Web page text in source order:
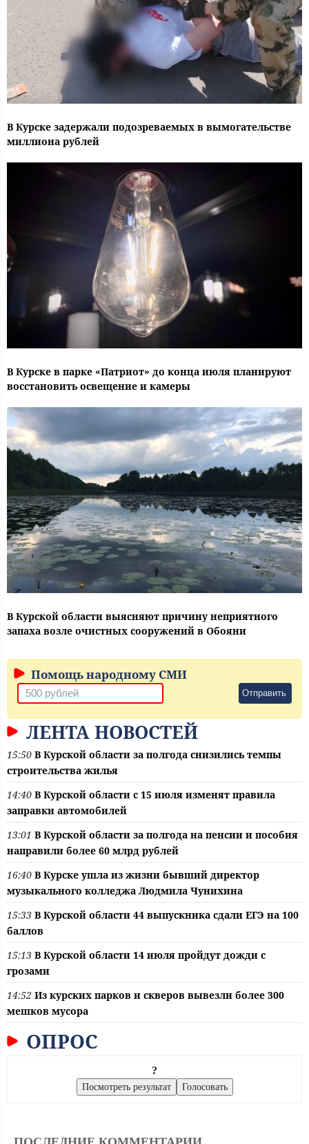
В Курске задержали подозреваемых в вымогательстве
миллиона рублей
В Курске в парке «Патриот» до конца июля планируют
восстановить освещение и камеры
В Курской области выясняют причину неприятного
запаха возле очистных сооружений в Обояни
Помощь народному СМИ
Отправить
ЛЕНТА НОВОСТЕЙ
15:50 В Курской области за полгода снизились темпы
строительства жилья
14:40 В Курской области с 15 июля изменят правила
заправки автомобилей
13:01 В Курской области за полгода на пенсии и пособия
направили более 60 млрд рублей
16:40 В Курске ушла из жизни бывший директор
музыкального колледжа Людмила Чунихина
15:33 В Курской области 44 выпускника сдали ЕГЭ на 100
баллов
15:13 В Курской области 14 июля пройдут дожди с
грозами
14:52 Из курских парков и скверов вывезли более 300
мешков мусора
ОПРОС
?